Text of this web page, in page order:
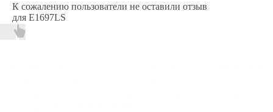
К сожалению пользователи не оставили отзыв
для E1697LS